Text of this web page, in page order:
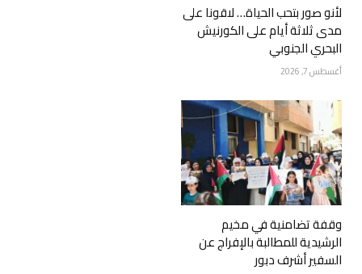
لأنو صور بتحب الحياة… لاقونا على
مدى ثلاثة أيام على الكورنيش
البحري الجنوبي
أغسطس 7, 2026
وقفة تضامنية في مخيم
الرشيدية للمطالبة بالإفراج عن
السفير أشرف دبور